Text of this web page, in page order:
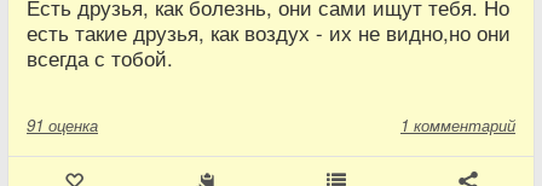
Есть друзья, как болезнь, они сами ищут тебя. Но
есть такие друзья, как воздух - их не видно,но они
всегда с тобой.
91 оценка 1 комментарий